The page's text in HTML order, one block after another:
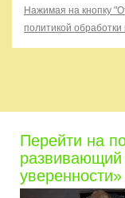
Нажимая на кнопку
политикой
Перейти на
развивающий
уверенности»